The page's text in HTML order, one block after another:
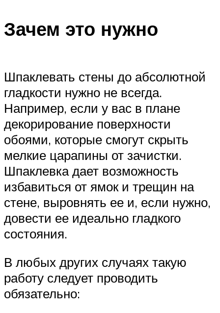
Зачем это нужно
Шпаклевать стены до абсолютной
гладкости нужно не всегда.
Например, если у вас в плане
декорирование поверхности
обоями, которые смогут скрыть
мелкие царапины от зачистки.
Шпаклевка дает возможность
избавиться от ямок и трещин на
стене, выровнять ее и, если нужно,
довести ее идеально гладкого
состояния.
В любых других случаях такую
работу следует проводить
обязательно: